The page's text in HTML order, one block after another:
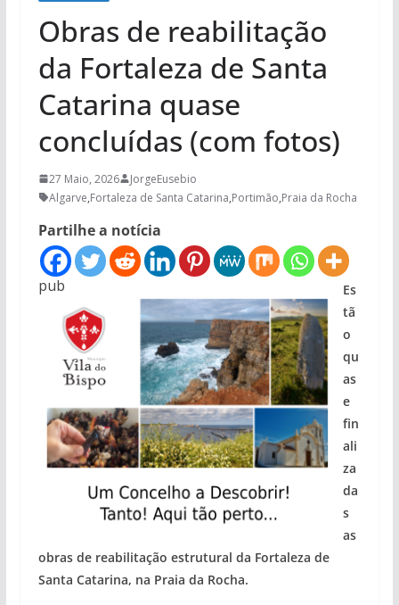
Obras de reabilitação
da Fortaleza de Santa
Catarina quase
concluídas (com fotos)
27 Maio, 2026
JorgeEusebio
Algarve,Fortaleza de Santa Catarina,Portimão,Praia da Rocha
Partilhe a notícia
pub
Es
tã
o
qu
as
e
fin
ali
za
da
s
as
obras de reabilitação estrutural da Fortaleza de
Santa Catarina, na Praia da Rocha.